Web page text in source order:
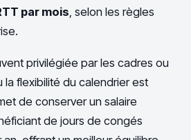
par mois , selon les règles
privilégiée par les cadres ou
la flexibilité du calendrier est
de conserver un salaire
de jours de congés